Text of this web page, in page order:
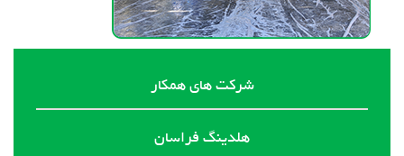
شرکت های همکار
هلدینگ فراسان